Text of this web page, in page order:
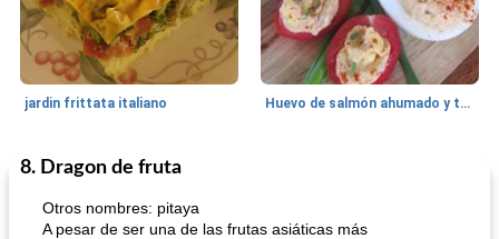
jardin frittata italiano Huevo de salmón ahumado y tomates rellenos.
Bebidas
8. Dragon de fruta
Otros nombres: pitaya
A pesar de ser una de las frutas asiáticas más